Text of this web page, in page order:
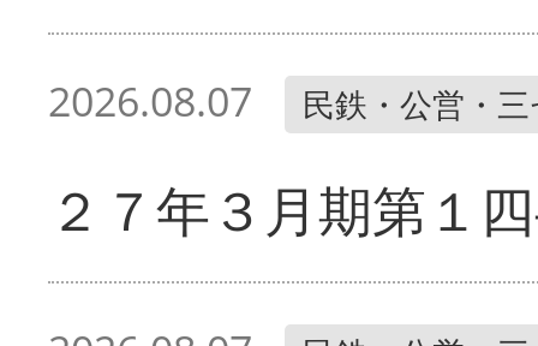
2026.08.07 民鉄・公営・
２７年３月期第１